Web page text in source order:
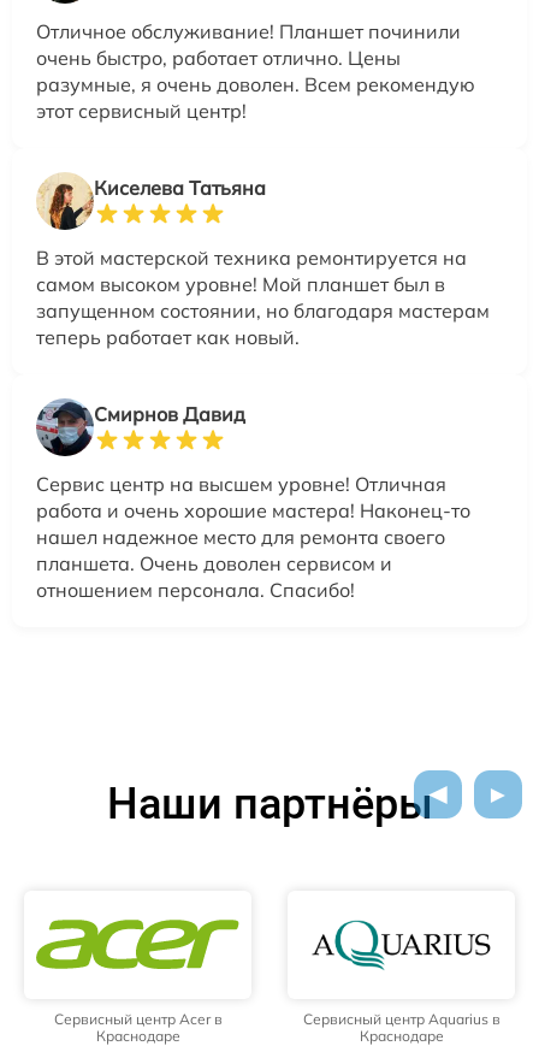
Отличное обслуживание! Планшет починили
очень быстро, работает отлично. Цены
разумные, я очень доволен. Всем рекомендую
этот сервисный центр!
Киселева Татьяна
В этой мастерской техника ремонтируется на
самом высоком уровне! Мой планшет был в
запущенном состоянии, но благодаря мастерам
теперь работает как новый.
Смирнов Давид
Сервис центр на высшем уровне! Отличная
работа и очень хорошие мастера! Наконец-то
нашел надежное место для ремонта своего
планшета. Очень доволен сервисом и
отношением персонала. Спасибо!
Наши партнёры
Сервисный центр Acer в
Краснодаре
Сервисный центр Aquarius в
Краснодаре